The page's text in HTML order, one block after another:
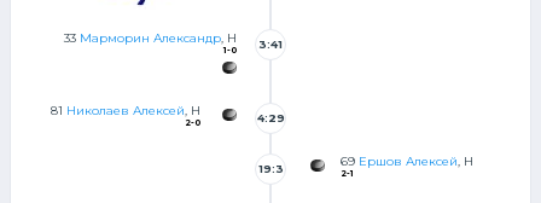
33 Марморин Александр , Н
1-0 3:41
81 Николаев Алексей, Н
2-0 4:29
69 Ершов Алексей, Н
2-1
19:3